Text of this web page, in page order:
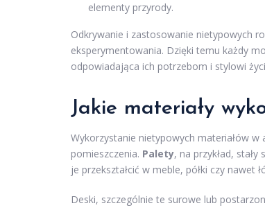
elementy przyrody.
Odkrywanie i zastosowanie nietypowych
eksperymentowania. Dzięki temu każdy
odpowiadająca ich potrzebom i stylowi
Jakie materiały
Wykorzystanie nietypowych materiałów
pomieszczenia. Palety, na przykład,
je przekształcić w meble, półki czy
Deski, szczególnie te surowe lub